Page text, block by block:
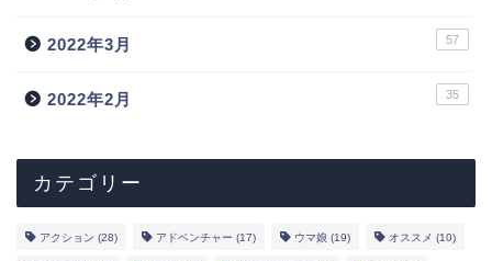
2022年3月 57
2022年2月 35
カテゴリー
アクション (28) アドベンチャー (17) ウマ娘 (19) オススメ (10)
事前登録